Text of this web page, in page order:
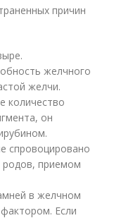
причин
желчного
желчи.
количество
он
спровоцировано
приемом
в желчном
Если